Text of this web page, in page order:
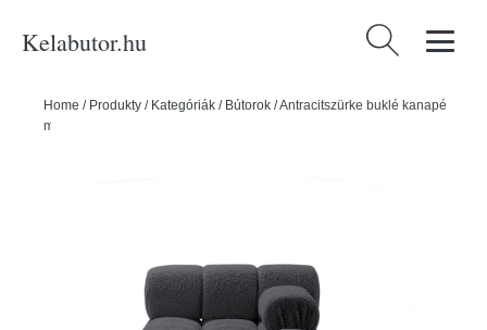
Kelabutor.hu Keresés:
Home / Produkty / Kategóriák / Bútorok /Antracitszürke buklé kanapé
modul (jobb oldali) Bellis – Micadoni Home